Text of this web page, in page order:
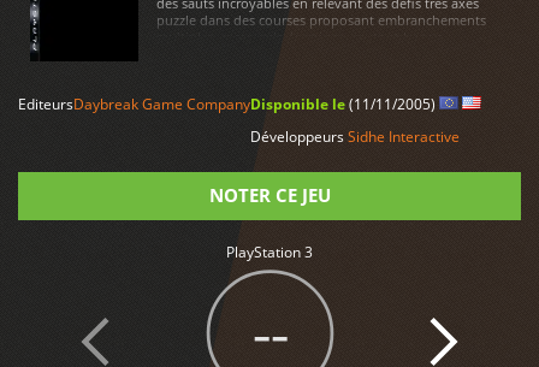
puzzle dans des courses proposant embranchements
multiples, raccourcis, loopings, sauts et bonus.
EditeursDaybreak Game CompanyDisponible le(11/11/2005)
DéveloppeursSidhe Interactive
NOTER CE JEU
PlayStation 3
--